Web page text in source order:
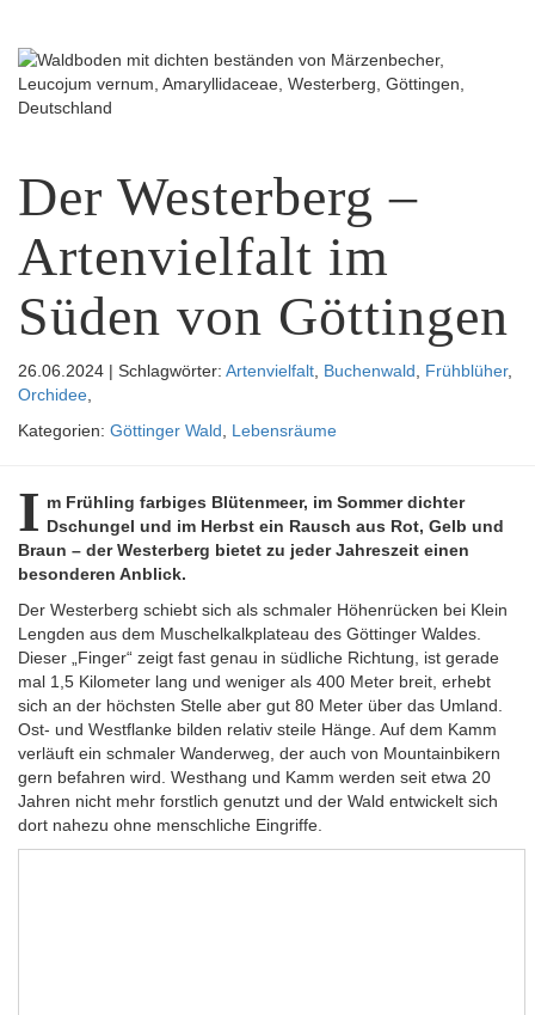
Der Westerberg –
Artenvielfalt im
Süden von Göttingen
26.06.2024 | Schlagwörter: Artenvielfalt Buchenwald Frühblüher,
Orchidee
Kategorien: Göttinger Wald Lebensräume
I m Frühling farbiges Blütenmeer, im Sommer dichter
Dschungel und im Herbst ein Rausch aus Rot, Gelb und
Braun – der Westerberg bietet zu jeder Jahreszeit einen
besonderen Anblick.
Der Westerberg schiebt sich als schmaler Höhenrücken bei Klein
Lengden aus dem Muschelkalkplateau des Göttinger Waldes.
Dieser „Finger“ zeigt fast genau in südliche Richtung, ist gerade
mal 1,5 Kilometer lang und weniger als 400 Meter breit, erhebt
sich an der höchsten Stelle aber gut 80 Meter über das Umland.
Ost- und Westflanke bilden relativ steile Hänge. Auf dem Kamm
verläuft ein schmaler Wanderweg, der auch von Mountainbikern
gern befahren wird. Westhang und Kamm werden seit etwa 20
Jahren nicht mehr forstlich genutzt und der Wald entwickelt sich
dort nahezu ohne menschliche Eingriffe.